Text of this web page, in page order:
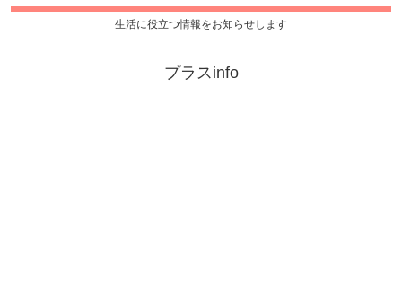
生活に役立つ情報をお知らせします
プラスinfo